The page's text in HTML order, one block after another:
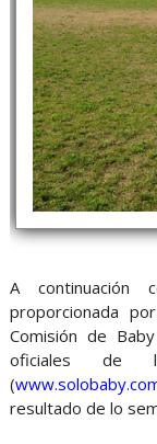
A continuación
proporcionada
Comisión de
oficiales de
(
resultado de lo